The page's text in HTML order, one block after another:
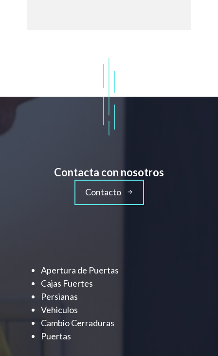
Contacta con nosotros
Contacto
Apertura de Puertas
Cajas Fuertes
Persianas
Vehiculos
Cambio Cerraduras
Puertas